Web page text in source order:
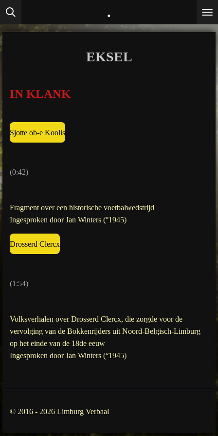
Ga
direct
naar
.
EKSEL
IN KLANK
Sjotte ob-e Koolis
(0:42)
Fragment over een historische voetbalwedstrijd
Ingesproken doorJan Winters (°1945)
Drosserd Clercx
(1:54)
Volksverhalen over Drosserd Clercx, die zorgde voor de
vervolging van de Bokkenrijders uit Noord-Belgisch-Limburg
op het einde van de 18de eeuw
Ingesproken door Jan Winters (°1945)
© 2016 - 2026 Limburg Verbaal